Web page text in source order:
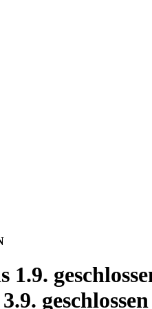
1.9.
geschlossen